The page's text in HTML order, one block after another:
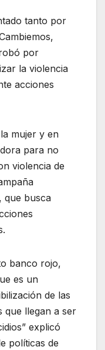
tanto por
por
la violencia
acciones
mujer y en
para no
violencia de
que busca
banco rojo,
es un
de las
que llegan a ser
explicó
políticas de